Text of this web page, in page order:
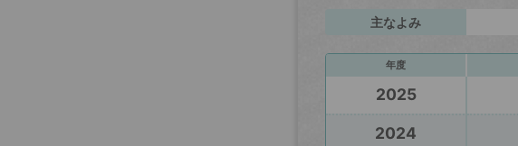
主なよみ
年度
2025
2024